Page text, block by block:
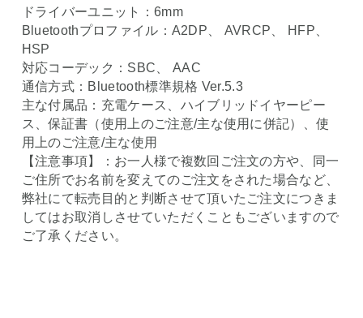
ドライバーユニット：6mm
Bluetoothプロファイル：A2DP、 AVRCP、 HFP、
HSP
対応コーデック：SBC、 AAC
通信方式：Bluetooth標準規格 Ver.5.3
主な付属品：充電ケース、ハイブリッドイヤーピー
ス、保証書（使用上のご注意/主な使用に併記）、使
用上のご注意/主な使用
【注意事項】：お一人様で複数回ご注文の方や、同一
ご住所でお名前を変えてのご注文をされた場合など、
弊社にて転売目的と判断させて頂いたご注文につきま
してはお取消しさせていただくこともございますので
ご了承ください。